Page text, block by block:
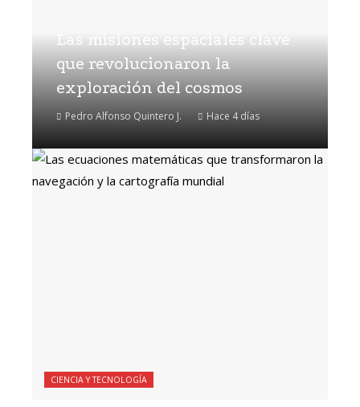
Las misiones espaciales clave
que revolucionaron la
exploración del cosmos
Pedro Alfonso Quintero J. Hace 4 días
CIENCIA Y TECNOLOGÍA